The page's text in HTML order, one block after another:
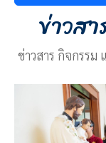
ข่าวส
ข่าวสาร กิจกรร